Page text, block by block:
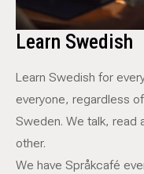
Learn Swedish
Learn Swedish for
everyone, regardless
Sweden. We talk, read
other.
We have Språkcafé